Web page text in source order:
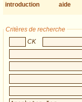
introduction
aide
Critères de recherche
CK